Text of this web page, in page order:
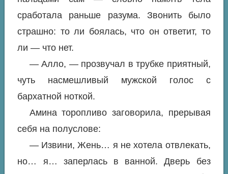
сработала раньше разума. Звонить было
страшно: то ли боялась, что он ответит, то
ли — что нет.
— Алло, — прозвучал в трубке приятный,
чуть насмешливый мужской голос с
бархатной ноткой.
Амина торопливо заговорила, прерывая
себя на полуслове:
— Извини, Жень… я не хотела отвлекать,
но… я… заперлась в ванной. Дверь без